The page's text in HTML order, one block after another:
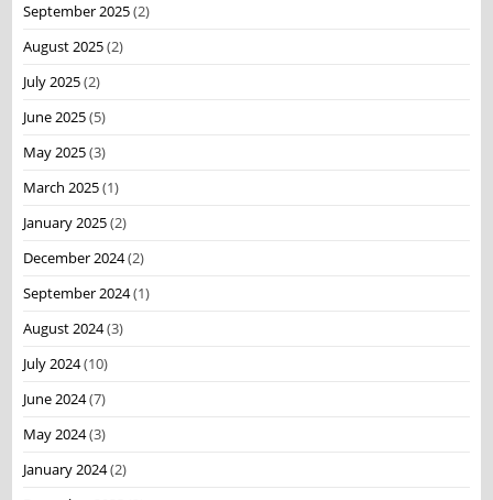
September 2025(2)
August 2025(2)
July 2025(2)
June 2025(5)
May 2025(3)
March 2025(1)
January 2025(2)
December 2024(2)
September 2024(1)
August 2024(3)
July 2024(10)
June 2024(7)
May 2024(3)
January 2024(2)